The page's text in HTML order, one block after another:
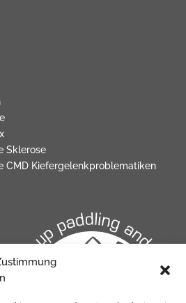
Sklerose
CMD Kiefergelenkproblematiken